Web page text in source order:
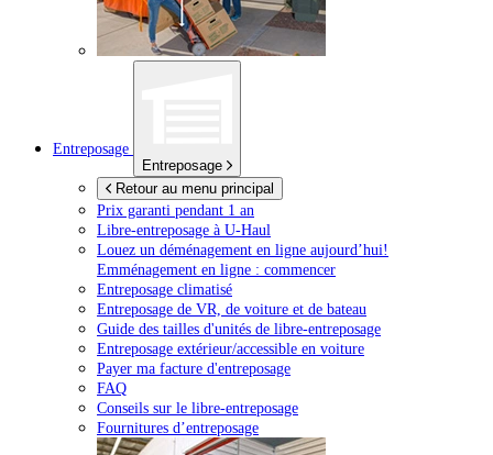
Entreposage
Entreposage
Retour au menu principal
Prix garanti pendant 1 an
Libre-entreposage à U-Haul
Louez un déménagement en ligne aujourd’hui!
Emménagement en ligne : commencer
Entreposage climatisé
Entreposage de VR, de voiture et de bateau
Guide des tailles d'unités de libre-entreposage
Entreposage extérieur/accessible en voiture
Payer ma facture d'entreposage
FAQ
Conseils sur le libre-entreposage
Fournitures d’entreposage